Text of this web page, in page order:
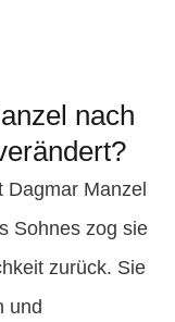
nach
Manzel
Sohnes zog sie
zurück. Sie
und